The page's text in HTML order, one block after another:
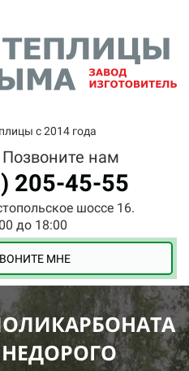
с 2014 года
Позвоните нам
205-45-55
шоссе 16.
до 18:00
МНЕ